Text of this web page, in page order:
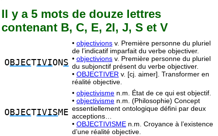
Il y a 5 mots de douze lettres
contenant B, C, E, 2I, J, S et V
O BJECTIVION S
• objectivions v. Première personne du pluriel
de l’indicatif imparfait du verbe objectiver.
• objectivions v. Première personne du pluriel
du subjonctif présent du verbe objectiver.
• OBJECTIVER v. [cj. aimer]. Transformer en
réalité objective.
O BJECTIVISME
• objectivisme n.m. État de ce qui est objectif.
• objectivisme n.m. (Philosophie) Concept
essentiellement ontologique défini par deux
acceptions…
• OBJECTIVISME n.m. Croyance à l’existence
d’une réalité objective.